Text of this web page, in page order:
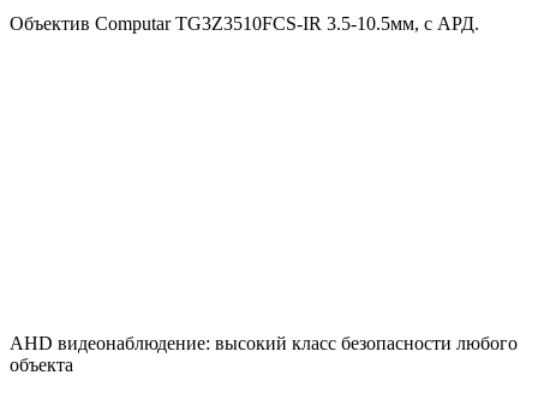
Объектив Computar TG3Z3510FCS-IR 3.5-10.5мм, с АРД.
AHD видеонаблюдение: высокий класс безопасности любого
объекта